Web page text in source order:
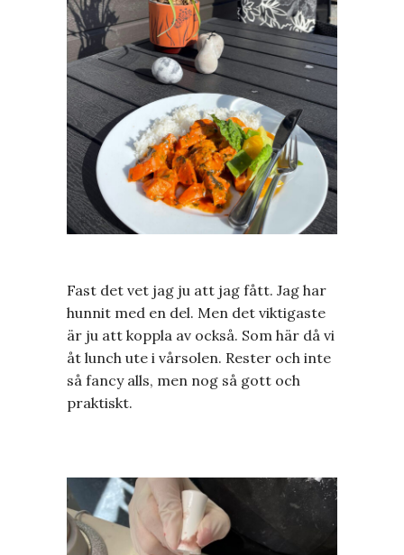
Fast det vet jag ju att jag fått. Jag har
hunnit med en del. Men det viktigaste
är ju att koppla av också. Som här då vi
åt lunch ute i vårsolen. Rester och inte
så fancy alls, men nog så gott och
praktiskt.